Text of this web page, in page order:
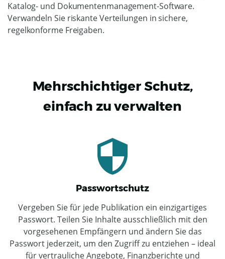
Katalog- und Dokumentenmanagement-Software.
Verwandeln Sie riskante Verteilungen in sichere,
regelkonforme Freigaben.
Mehrschichtiger Schutz,
einfach zu verwalten
Passwortschutz
Vergeben Sie für jede Publikation ein einzigartiges
Passwort. Teilen Sie Inhalte ausschließlich mit den
vorgesehenen Empfängern und ändern Sie das
Passwort jederzeit, um den Zugriff zu entziehen – ideal
für vertrauliche Angebote, Finanzberichte und